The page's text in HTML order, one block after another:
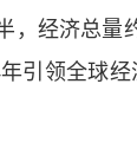
，经济总量
引领全球经